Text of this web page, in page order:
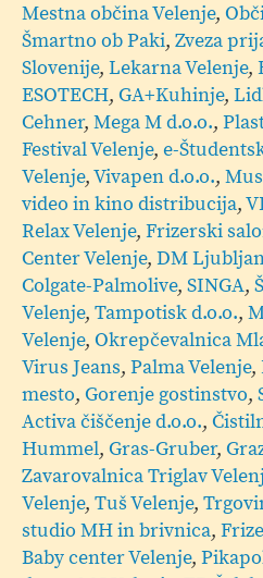
Mestna občina Velenje,
Šmartno ob Paki, Zveza
Slovenije, Lekarna Velenje,
ESOTECH, GA+Kuhinje,
Cehner, Mega M d.o.o.,
Festival Velenje, e-
Velenje,Vivapen d.o.o.,
video in kino distribucija,
Relax Velenje, Frizerski
Center Velenje, DM
Colgate-Palmolive, SINGA,
Velenje, Tampotisk d.o.o.,
Velenje, Okrepčevalnica
Virus Jeans, Palma Velenje,
mesto, Gorenje gostinstvo,
Activa čiščenje d.o.o.,
Hummel, Gras-Gruber,
Zavarovalnica Triglav
Velenje, Tuš Velenje,
studio MH in brivnica,
Baby center Velenje,